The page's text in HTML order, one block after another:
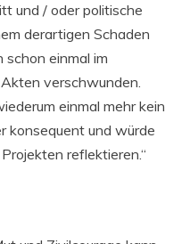
und / oder politische
derartigen Schaden
schon einmal im
verschwunden.
einmal mehr kein
konsequent und würde
reflektieren.“